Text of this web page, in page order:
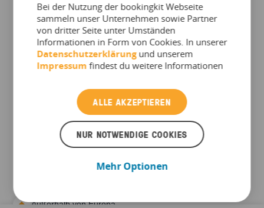
Bei der Nutzung der bookingkit Webseite
sammeln unser Unternehmen sowie Partner
von dritter Seite unter Umständen
Informationen in Form von Cookies. In unserer
Datenschutzerklärungund unserem
Impressum findest du weitere Informationen
ALLE AKZEPTIEREN
NUR NOTWENDIGE COOKIES
Mehr Optionen